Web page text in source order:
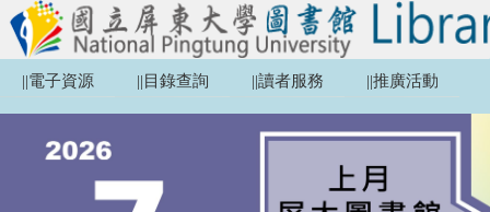
||電子資源 ||目錄查詢 ||讀者服務 ||推廣活動